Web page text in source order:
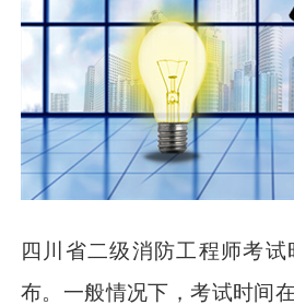
四川省二级消防工程师考
布。一般情况下，考试时间